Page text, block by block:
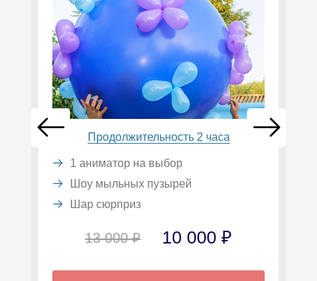
Продолжительность 2 часа
1 аниматор на выбор
Шоу мыльных пузырей
Шар сюрприз
13 000 ₽ 10 000 ₽